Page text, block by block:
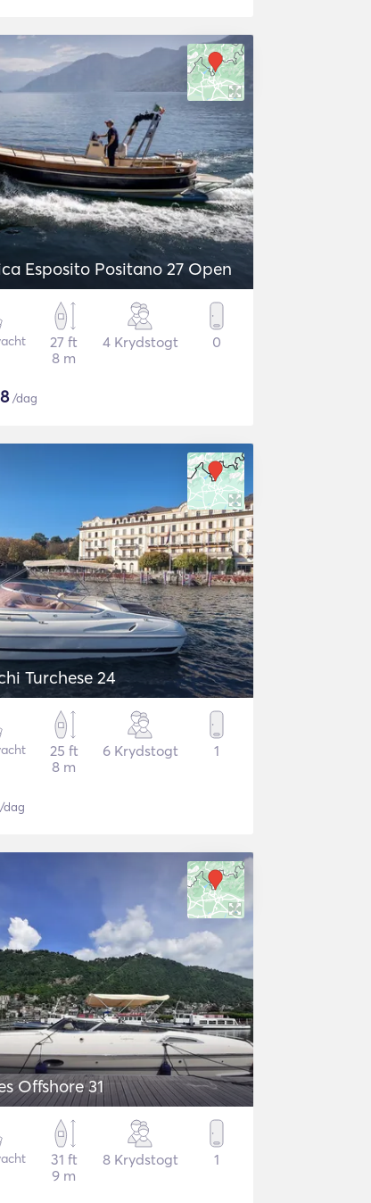
Esposito Positano 27 Open
27 ft
8 m
4 Krydstogt 0
/dag
Turchese 24
25 ft
8 m
6 Krydstogt 1
/dag
Offshore 31
31 ft
9 m
8 Krydstogt 1